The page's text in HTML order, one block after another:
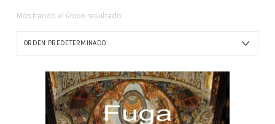
Mostrando el único resultado